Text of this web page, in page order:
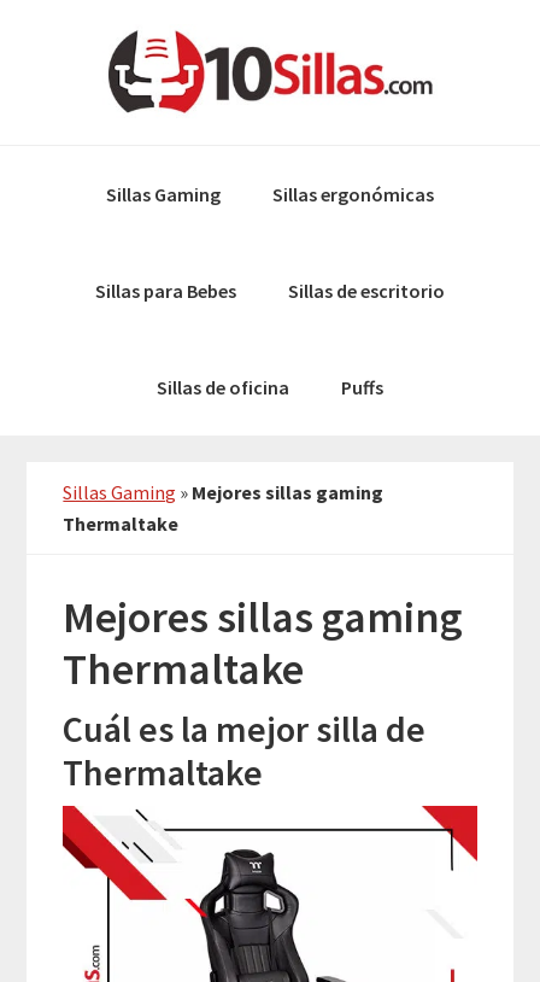
Sillas Gaming Sillas ergonómicas
Sillas para Bebes Sillas de escritorio
Sillas de oficina Puffs
Sillas Gaming » Mejores sillas gaming
Thermaltake
Mejores sillas gaming
Thermaltake
Cuál es la mejor silla de
Thermaltake